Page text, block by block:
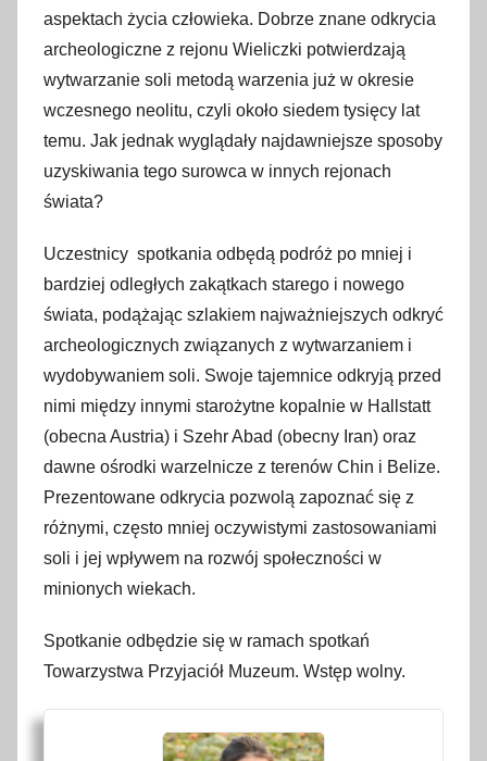
aspektach życia człowieka. Dobrze znane odkrycia
archeologiczne z rejonu Wieliczki potwierdzają
wytwarzanie soli metodą warzenia już w okresie
wczesnego neolitu, czyli około siedem tysięcy lat
temu. Jak jednak wyglądały najdawniejsze sposoby
uzyskiwania tego surowca w innych rejonach
świata?
Uczestnicy spotkania odbędą podróż po mniej i
bardziej odległych zakątkach starego i nowego
świata, podążając szlakiem najważniejszych odkryć
archeologicznych związanych z wytwarzaniem i
wydobywaniem soli. Swoje tajemnice odkryją przed
nimi między innymi starożytne kopalnie w Hallstatt
(obecna Austria) i Szehr Abad (obecny Iran) oraz
dawne ośrodki warzelnicze z terenów Chin i Belize.
Prezentowane odkrycia pozwolą zapoznać się z
różnymi, często mniej oczywistymi zastosowaniami
soli i jej wpływem na rozwój społeczności w
minionych wiekach.
Spotkanie odbędzie się w ramach spotkań
Towarzystwa Przyjaciół Muzeum. Wstęp wolny.